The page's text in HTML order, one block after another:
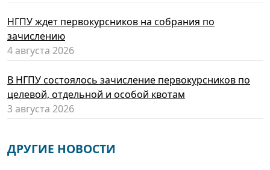
НГПУ ждет первокурсников на собрания по
зачислению
4 августа 2026
В НГПУ состоялось зачисление первокурсников по
целевой, отдельной и особой квотам
3 августа 2026
ДРУГИЕ НОВОСТИ